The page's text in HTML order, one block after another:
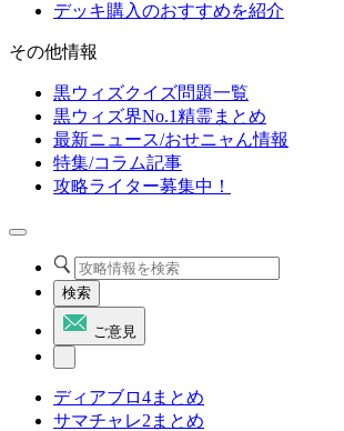
デッキ購入のおすすめを紹介
その他情報
黒ウィズクイズ問題一覧
黒ウィズ界No.1精霊まとめ
最新ニュース/おせニャん情報
特集/コラム記事
攻略ライター募集中！
検索
ご意見
ディアブロ4まとめ
サマチャレ2まとめ